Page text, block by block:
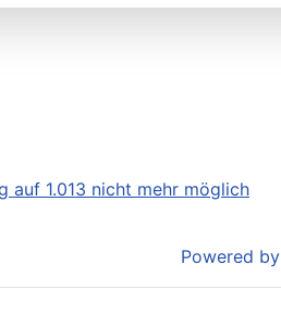
auf 1.013 nicht mehr möglich
Powered by